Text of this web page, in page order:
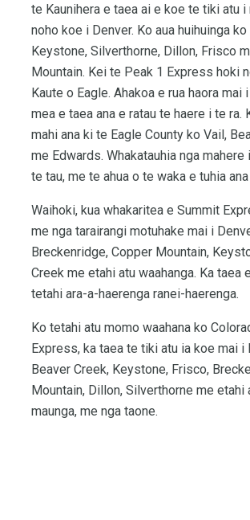
te Kaunihera e taea ai e koe te tiki atu
noho koe i Denver. Ko aua huihuinga
Keystone, Silverthorne, Dillon, Frisco
Mountain. Kei te Peak 1 Express hoki
Kaute o Eagle. Ahakoa e rua haora mai
mea e taea ana e ratau te haere i te ra.
mahi ana ki te Eagle County ko Vail,
me Edwards. Whakatauhia nga mahere
te tau, me te ahua o te waka e tuhia
Waihoki, kua whakaritea e Summit
me nga tarairangi motuhake mai i
Breckenridge, Copper Mountain,
Creek me etahi atu waahanga. Ka taea
tetahi ara-a-haerenga ranei-haerenga.
Ko tetahi atu momo waahana ko
Express, ka taea te tiki atu ia koe mai i
Beaver Creek, Keystone, Frisco,
Mountain, Dillon, Silverthorne me etahi
maunga, me nga taone.